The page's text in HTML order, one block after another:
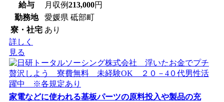
給与 月収例213,000円
勤務地
愛媛県 砥部町
寮・社宅 あり
詳しく
見る
家電などに使われる基板パーツの原料投入や製品の充